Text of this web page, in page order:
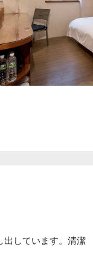
出しています。清潔